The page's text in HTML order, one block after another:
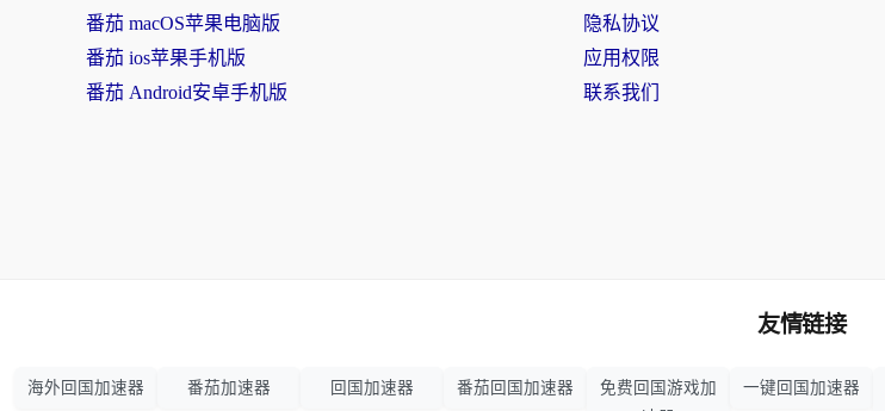
番茄 macOS苹果电脑版
番茄 ios苹果手机版
番茄 Android安卓手机版
隐私协议
应用权限
联系我们
友情链接
海外回国加速器 番茄加速器 回国加速器 番茄回国加速器
免费回国游戏加
一键回国加速器